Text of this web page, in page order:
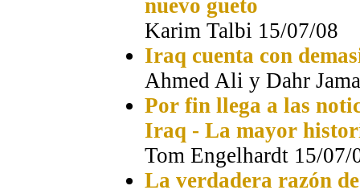
nuevo gueto
Karim Talbi 15/07/08
Iraq cuenta con
Ahmed Ali y Dahr
Por fin llega a las
Iraq - La mayor
Tom Engelhardt 15/07/
La verdadera razón